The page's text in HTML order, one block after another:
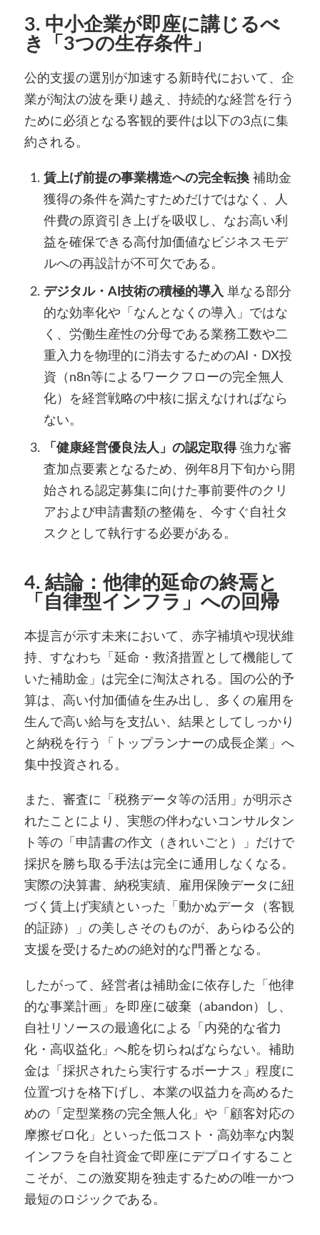
3. 中小企業が即座に講じるべ
き「3つの生存条件」
公的支援の選別が加速する新時代において、企
業が淘汰の波を乗り越え、持続的な経営を行う
ために必須となる客観的要件は以下の3点に集
約される。
賃上げ前提の事業構造への完全転換補助金
獲得の条件を満たすためだけではなく、人
件費の原資引き上げを吸収し、なお高い利
益を確保できる高付加価値なビジネスモデ
ルへの再設計が不可欠である。
デジタル・AI技術の積極的導入 単なる部分
的な効率化や「なんとなくの導入」ではな
く、労働生産性の分母である業務工数や二
重入力を物理的に消去するためのAI・DX投
資（n8n等によるワークフローの完全無人
化）を経営戦略の中核に据えなければなら
ない。
「健康経営優良法人」の認定取得強力な審
査加点要素となるため、例年8月下旬から開
始される認定募集に向けた事前要件のクリ
アおよび申請書類の整備を、今すぐ自社タ
スクとして執行する必要がある。
4. 結論：他律的延命の終焉と
「自律型インフラ」への回帰
本提言が示す未来において、赤字補填や現状維
持、すなわち「延命・救済措置として機能して
いた補助金」は完全に淘汰される。国の公的予
算は、高い付加価値を生み出し、多くの雇用を
生んで高い給与を支払い、結果としてしっかり
と納税を行う「トップランナーの成長企業」へ
集中投資される。
また、審査に「税務データ等の活用」が明示さ
れたことにより、実態の伴わないコンサルタン
ト等の「申請書の作文（きれいごと）」だけで
採択を勝ち取る手法は完全に通用しなくなる。
実際の決算書、納税実績、雇用保険データに紐
づく賃上げ実績といった「動かぬデータ（客観
的証跡）」の美しさそのものが、あらゆる公的
支援を受けるための絶対的な門番となる。
したがって、経営者は補助金に依存した「他律
的な事業計画」を即座に破棄（abandon）し、
自社リソースの最適化による「内発的な省力
化・高収益化」へ舵を切らねばならない。補助
金は「採択されたら実行するボーナス」程度に
位置づけを格下げし、本業の収益力を高めるた
めの「定型業務の完全無人化」や「顧客対応の
摩擦ゼロ化」といった低コスト・高効率な内製
インフラを自社資金で即座にデプロイすること
こそが、この激変期を独走するための唯一かつ
最短のロジックである。